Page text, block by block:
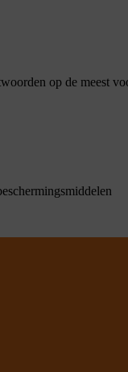
op de meest